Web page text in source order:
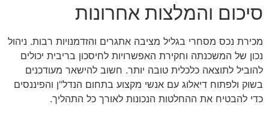
סיכום והמלצות אחרונות
מכירת נכס מסחרי בגליל מציבה אתגרים והזדמנויות רבות. ניהול
נכון של המשכנתה וחקירת האפשרויות לחיסכון בריבית יכולים
להוביל לתוצאה כלכלית טובה יותר. חשוב להישאר מעודכנים
בשוק ולפתוח דיאלוג עם אנשי מקצוע בתחום הנדל"ן והפיננסים
כדי להבטיח את ההחלטות הנכונות לאורך כל התהליך.